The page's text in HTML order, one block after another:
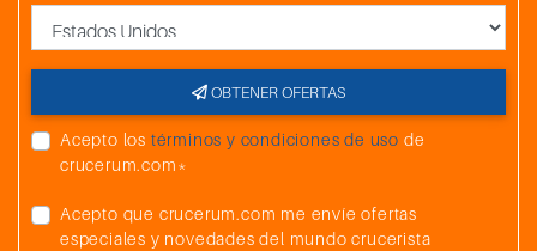
OBTENER OFERTAS
Acepto los términos y condiciones de uso de
crucerum.com*
Acepto que crucerum.com me envíe ofertas
especiales y novedades del mundo crucerista